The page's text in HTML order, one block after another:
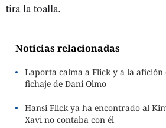
tira la toalla.
Noticias relacionadas
Laporta calma a Flick y a la afición
fichaje de Dani Olmo
Hansi Flick ya ha encontrado al
Xavi no contaba con él